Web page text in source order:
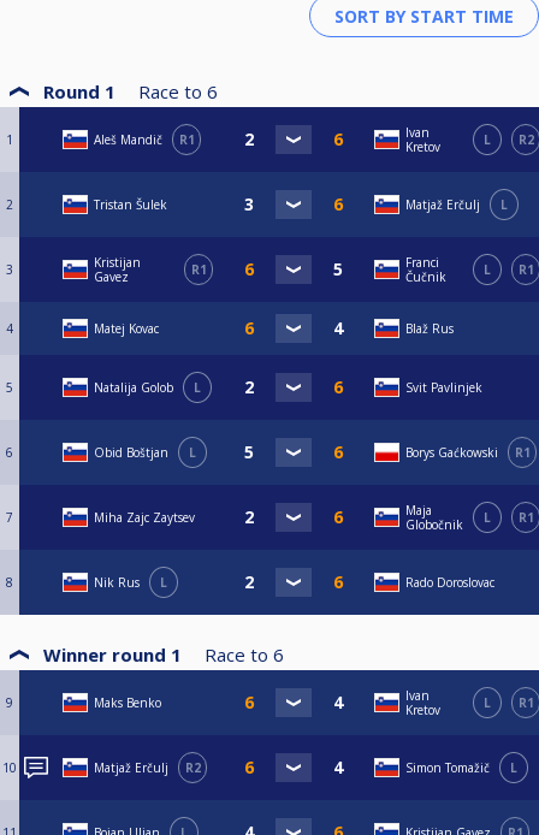
Round 1 Race to 6
1 Aleš Mandič R1
Ivan
Kretov
L R2
2 Tristan Šulek Matjaž Erčulj L
3
Kristijan
Gavez
R1
Franci
Čučnik
L R1
4 Matej Kovac Blaž Rus
5 Natalija Golob L Svit Pavlinjek
6 Obid Boštjan L Borys Gaćkowski R1
7 Miha Zajc Zaytsev
Maja
Globočnik
L R1
8 Nik Rus L Rado Doroslovac
Winner round 1 Race to 6
9 Maks Benko
Ivan
Kretov
L R1
10 Matjaž Erčulj R2 Simon Tomažič L